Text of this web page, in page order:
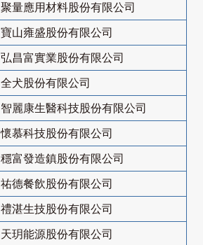
聚量應用材料股份有限公司
寶山雍盛股份有限公司
弘昌富實業股份有限公司
全犬股份有限公司
智麗康生醫科技股份有限公司
懷慕科技股份有限公司
穩富發造鎮股份有限公司
祐德餐飲股份有限公司
禮湛生技股份有限公司
天玥能源股份有限公司